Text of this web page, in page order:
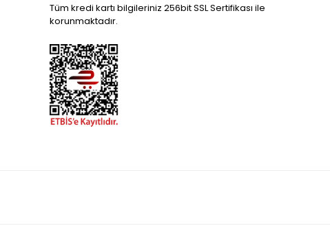
Tüm kredi kartı bilgileriniz 256bit SSL Sertifikası ile
korunmaktadır.